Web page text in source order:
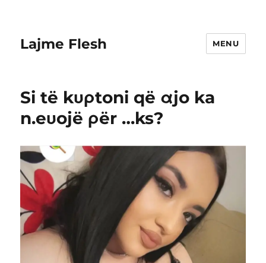
Lajme Flesh MENU
Si të kυρtoni që αjo ka
n.eυojë ρër …ks?